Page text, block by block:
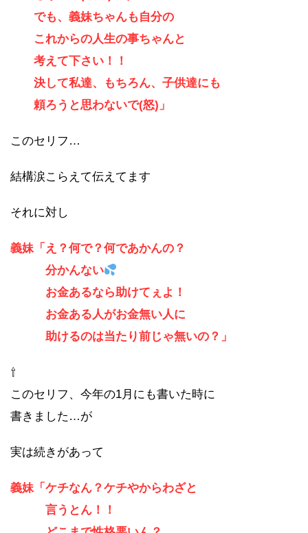
でも、義妹ちゃんも自分の
これからの人生の事ちゃんと
考えて下さい！！
決して私達、もちろん、子供達にも
頼ろうと思わないで(怒)」
このセリフ…
結構涙こらえて伝えてます
それに対し
義妹「え？何で？何であかんの？
分かんない
お金あるなら助けてぇよ！
お金ある人がお金無い人に
助けるのは当たり前じゃ無いの？」
⇧
このセリフ、今年の1月にも書いた時に
書きました…が
実は続きがあって
義妹「ケチなん？ケチやからわざと
言うとん！！